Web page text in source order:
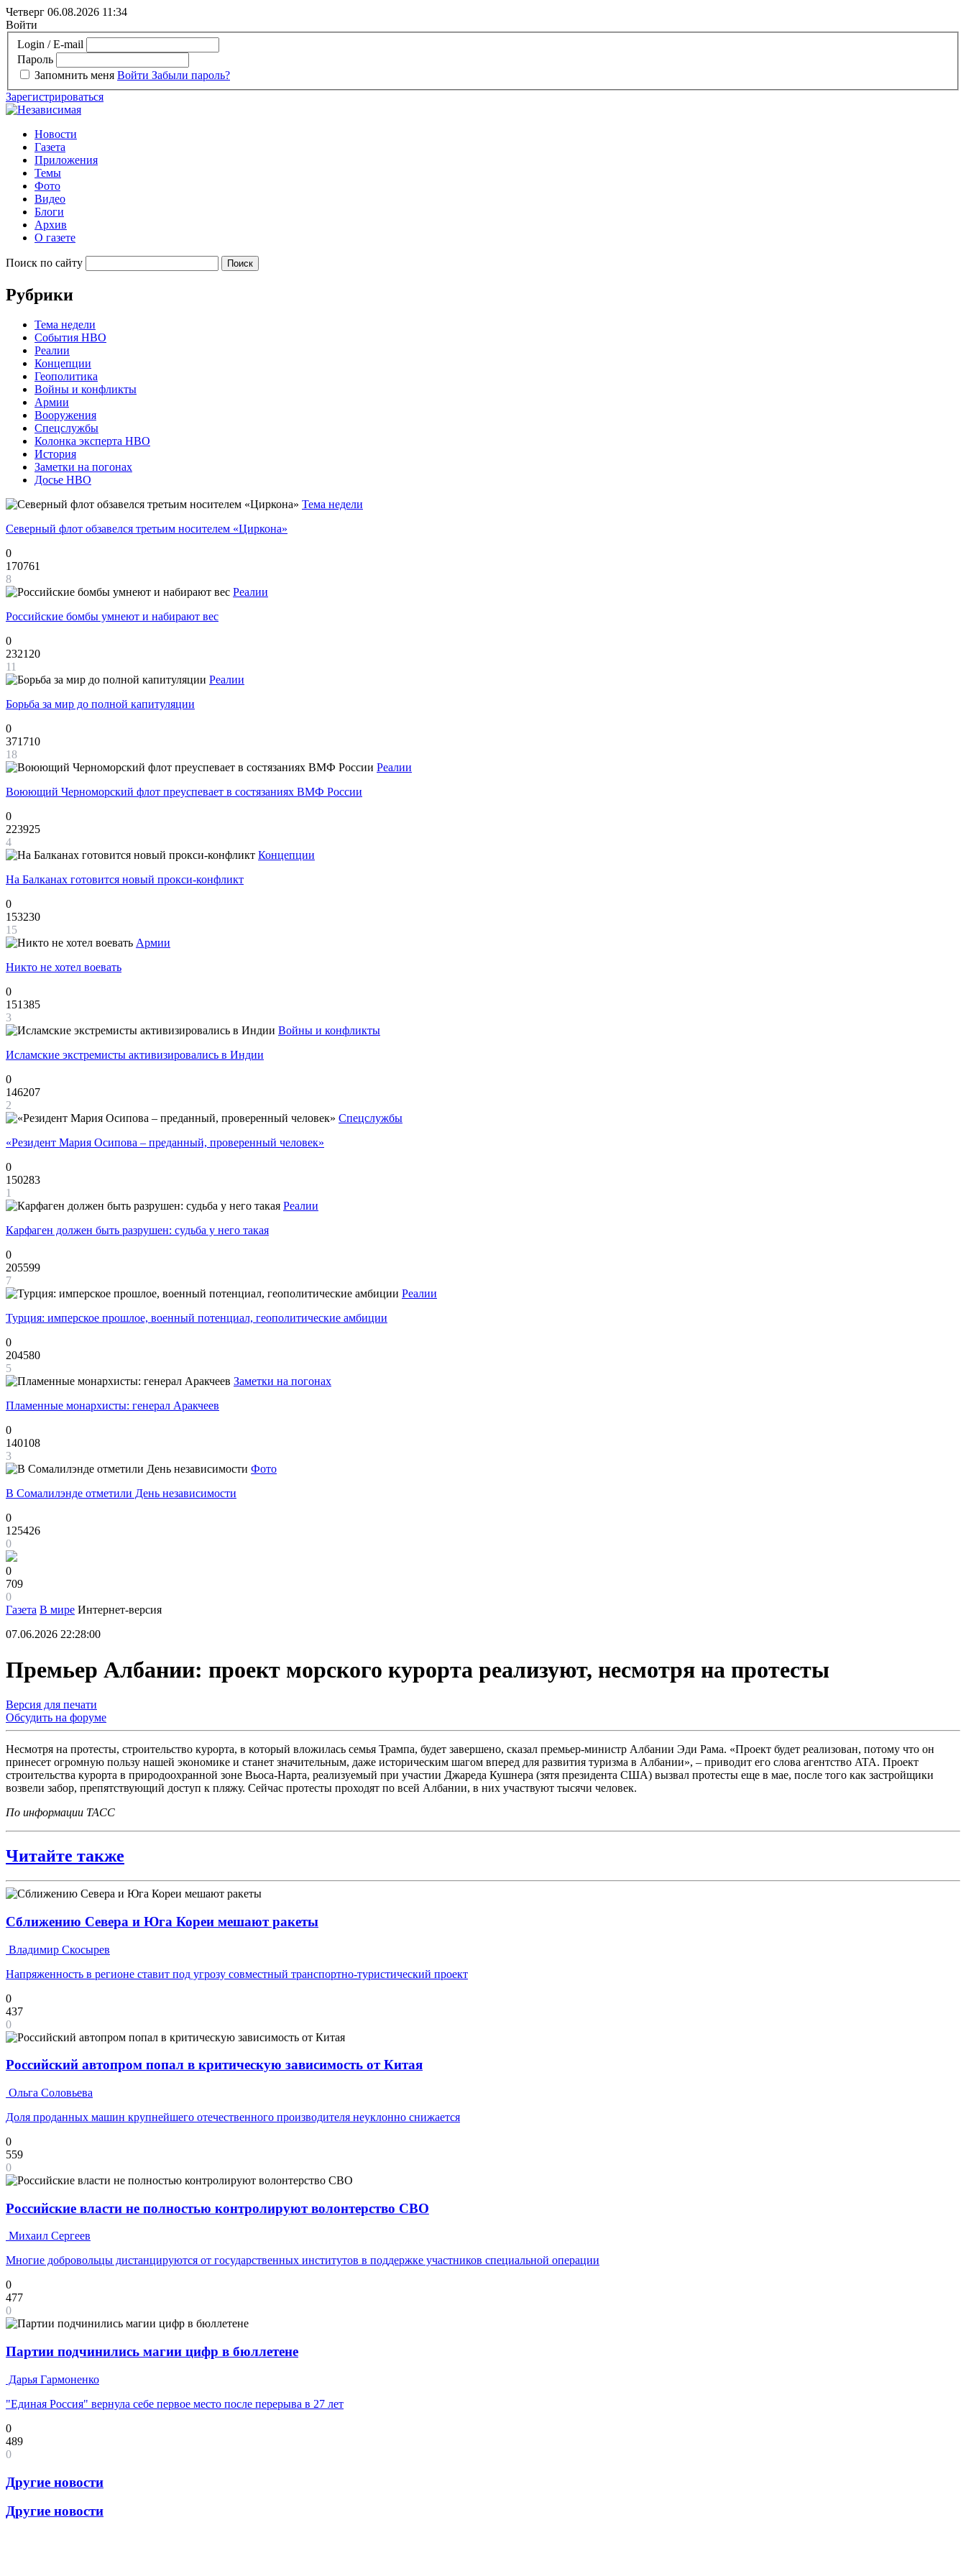
Четверг 06.08.2026 11:34
Войти
Login / E-mail
Пароль
Запомнить меня Войти Забыли пароль?
Зарегистрироваться
Новости
Газета
Приложения
Темы
Фото
Видео
Блоги
Архив
О газете
Поиск по сайту
Рубрики
Тема недели
События НВО
Реалии
Концепции
Геополитика
Войны и конфликты
Армии
Вооружения
Спецслужбы
Колонка эксперта НВО
История
Заметки на погонах
Досье НВО
Тема недели
Северный флот обзавелся третьим носителем «Циркона»
0
170761
8
Реалии
Российские бомбы умнеют и набирают вес
0
232120
11
Реалии
Борьба за мир до полной капитуляции
0
371710
18
Реалии
Воюющий Черноморский флот преуспевает в состязаниях ВМФ России
0
223925
4
Концепции
На Балканах готовится новый прокси-конфликт
0
153230
15
Армии
Никто не хотел воевать
0
151385
3
Войны и конфликты
Исламские экстремисты активизировались в Индии
0
146207
2
Спецслужбы
«Резидент Мария Осипова – преданный, проверенный человек»
0
150283
1
Реалии
Карфаген должен быть разрушен: судьба у него такая
0
205599
7
Реалии
Турция: имперское прошлое, военный потенциал, геополитические амбиции
0
204580
5
Заметки на погонах
Пламенные монархисты: генерал Аракчеев
0
140108
3
Фото
В Сомалилэнде отметили День независимости
0
125426
0
0
709
0
Газета В мире Интернет-версия
07.06.2026 22:28:00
Премьер Албании: проект морского курорта реализуют, несмотря на протесты
Версия для печати
Обсудить на форуме
Несмотря на протесты, строительство курорта, в который вложилась семья Трампа, будет завершено, сказал премьер-министр Албании Эди Рама. «Проект будет реализован, потому что он
принесет огромную пользу нашей экономике и станет значительным, даже историческим шагом вперед для развития туризма в Албании», – приводит его слова агентство ATA. Проект
строительства курорта в природоохранной зоне Вьоса-Нарта, реализуемый при участии Джареда Кушнера (зятя президента США) вызвал протесты еще в мае, после того как застройщики
возвели забор, препятствующий доступ к пляжу. Сейчас протесты проходят по всей Албании, в них участвуют тысячи человек.
По информации ТАСС
Читайте также
Сближению Севера и Юга Кореи мешают ракеты
Владимир Скосырев
Напряженность в регионе ставит под угрозу совместный транспортно-туристический проект
0
437
0
Российский автопром попал в критическую зависимость от Китая
Ольга Соловьева
Доля проданных машин крупнейшего отечественного производителя неуклонно снижается
0
559
0
Российские власти не полностью контролируют волонтерство СВО
Михаил Сергеев
Многие добровольцы дистанцируются от государственных институтов в поддержке участников специальной операции
0
477
0
Партии подчинились магии цифр в бюллетене
Дарья Гармоненко
"Единая Россия" вернула себе первое место после перерыва в 27 лет
0
489
0
Другие новости
Другие новости